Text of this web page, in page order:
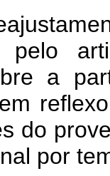
pelo
a
do
por